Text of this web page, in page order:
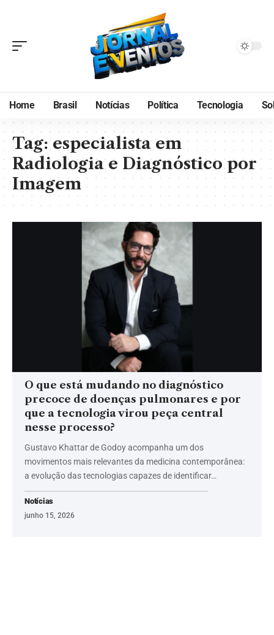
Home Brasil Notícias Política Tecnologia
Tag:especialista em
Radiologia e Diagnóstico por
Imagem
O que está mudando no diagnóstico
precoce de doenças pulmonares e por
que a tecnologia virou peça central
nesse processo?
Gustavo Khattar de Godoy acompanha um dos
movimentos mais relevantes da medicina contemporânea:
a evolução das tecnologias capazes de identificar…
Notícias
junho 15, 2026